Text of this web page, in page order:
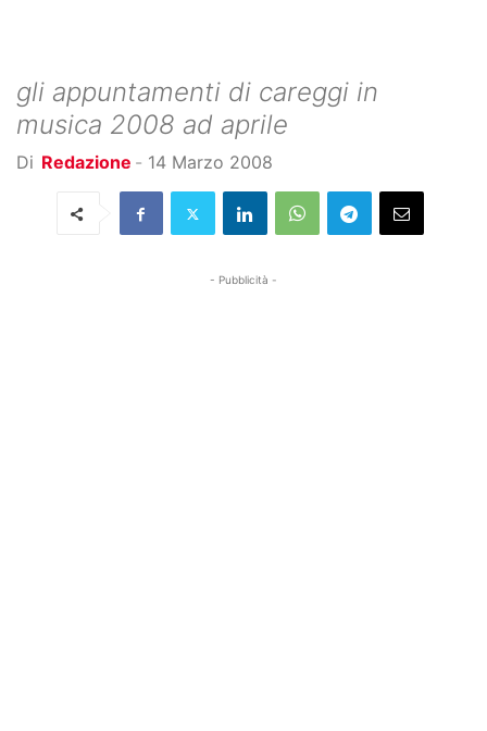
gli appuntamenti di careggi in
musica 2008 ad aprile
Di Redazione - 14 Marzo 2008
- Pubblicità -